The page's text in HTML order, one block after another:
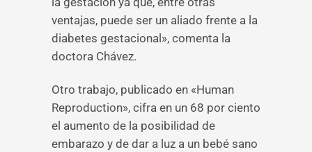
ventajas, puede ser un aliado frente a la
diabetes gestacional», comenta la
doctora Chávez.
Otro trabajo, publicado en «Human
Reproduction», cifra en un 68 por ciento
el aumento de la posibilidad de
embarazo y de dar a luz a un bebé sano